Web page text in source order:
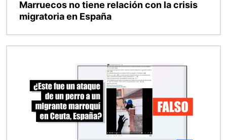
Marruecos no tiene relación con la crisis
migratoria en España